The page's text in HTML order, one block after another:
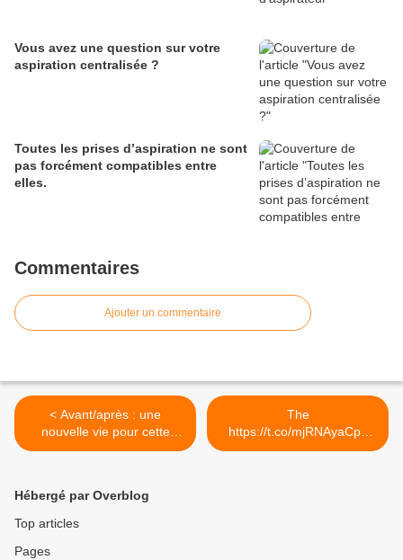
Vous avez une question sur votre
aspiration centralisée ?
Toutes les prises d’aspiration ne sont
pas forcément compatibles entre
elles.
Commentaires
Ajouter un commentaire
< Avant/après : une
nouvelle vie pour cette
cuisine...
The
https://t.co/mjRNAyaCph
Daily est en ligne!... >
Hébergé par Overblog
Top articles
Pages